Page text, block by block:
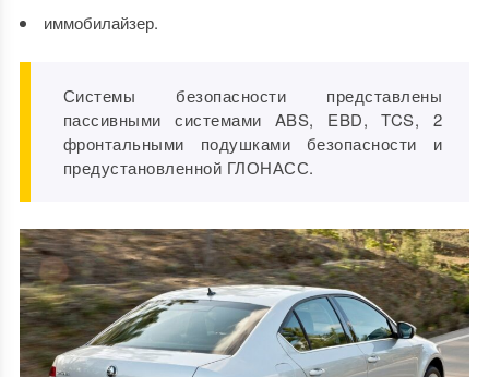
иммобилайзер.
Системы безопасности представлены
пассивными системами ABS, EBD, TCS, 2
фронтальными подушками безопасности и
предустановленной ГЛОНАСС.